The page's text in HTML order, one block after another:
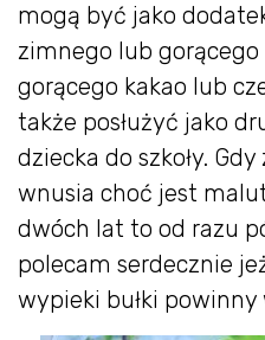
mogą być jako
zimnego lub
gorącego kakao lub
także posłużyć jako
dziecka do szkoły.
wnusia choć jest
dwóch lat to od razu
polecam serdecznie
wypieki bułki